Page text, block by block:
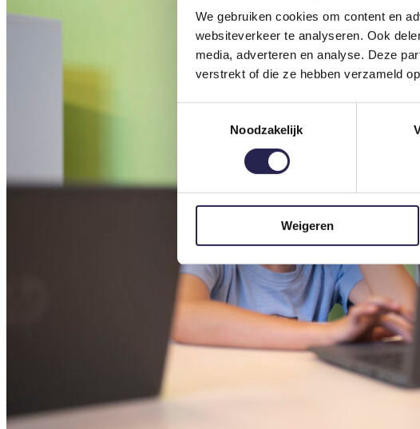
We gebruiken cookies om content en
websiteverkeer te analyseren. Ook
media, adverteren en analyse. Deze
verstrekt of die ze hebben verzameld
Noodzakelijk
Weigeren